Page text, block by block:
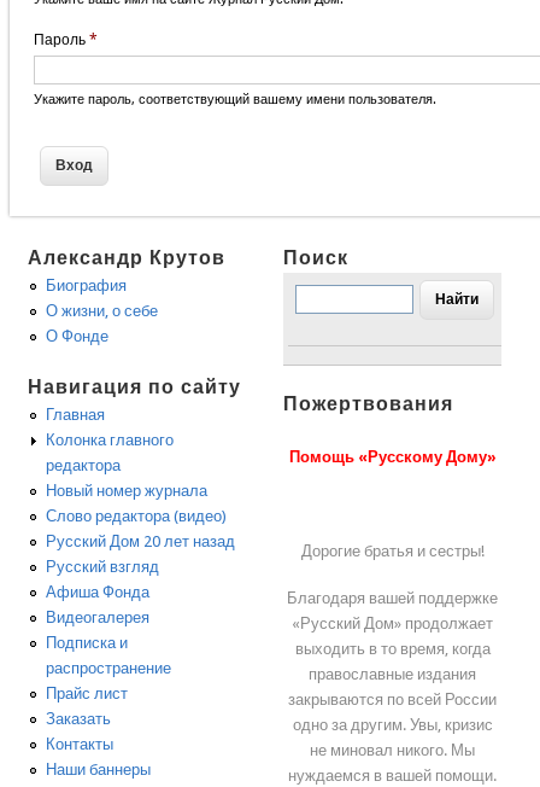
Пароль *
Укажите пароль, соответствующий вашему имени пользователя.
Александр Крутов
Биография
О жизни, о себе
О Фонде
Навигация по сайту
Главная
Колонка главного
редактора
Новый номер журнала
Слово редактора (видео)
Русский Дом 20 лет назад
Русский взгляд
Афиша Фонда
Видеогалерея
Подписка и
распространение
Прайс лист
Заказать
Контакты
Наши баннеры
Поиск
Пожертвования
Помощь «Русскому Дому»
Дорогие братья и сестры!
Благодаря вашей поддержке
«Русский Дом» продолжает
выходить в то время, когда
православные издания
закрываются по всей России
одно за другим. Увы, кризис
не миновал никого. Мы
нуждаемся в вашей помощи.